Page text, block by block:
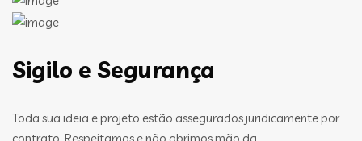
Sigilo e Segurança
Toda sua ideia e projeto estão assegurados juridicamente por